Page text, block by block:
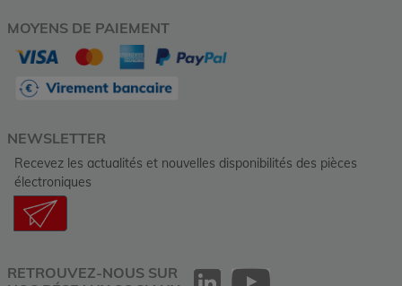
MOYENS DE PAIEMENT
NEWSLETTER
Recevez les actualités et nouvelles disponibilités des pièces
électroniques
RETROUVEZ-NOUS SUR